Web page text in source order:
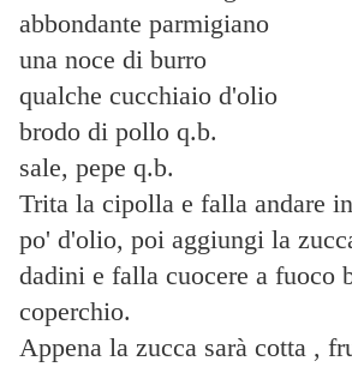
abbondante parmigiano
una noce di burro
qualche cucchiaio d'olio
brodo di pollo q.b.
sale, pepe q.b.
Trita la cipolla e falla andare
po' d'olio, poi aggiungi la
dadini e falla cuocere a fuoco
coperchio.
Appena la zucca sarà cotta ,